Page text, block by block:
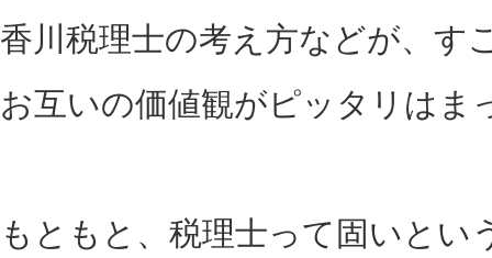
香川税理士の考え方などが、す
お互いの価値観がピッタリはま
もともと、税理士って固いとい